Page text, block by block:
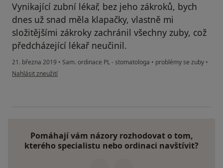
Vynikající zubní lékař, bez jeho zákroků, bych
dnes už snad měla klapačky, vlastně mi
složitějšími zákroky zachránil všechny zuby, což
předcházející lékař neučinil.
21. března 2019 • Sam. ordinace PL - stomatologa • problémy se zuby •
podle názoru uživatele Váš účet byl odstraněn
Nahlásit zneužití
Pomáhají vám názory rozhodovat o tom,
kterého specialistu nebo ordinaci navštívit?